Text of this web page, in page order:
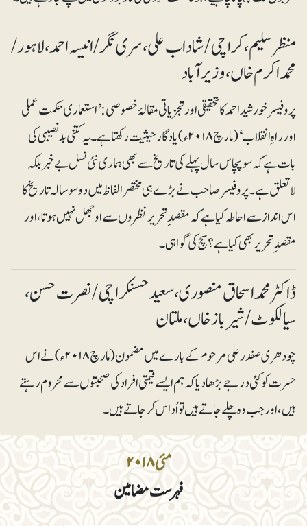
مئی ۲۰۱۸
فہرست مضامین
منظرسلیم ، کراچی/شاداب علی ، سری نگر /انیسہ احمد ، لاہور/
محمد اکرم خاں ،وزیرآباد
پروفیسر خورشیداحمد کا تحقیقی اور تجزیاتی مقالۂ خصوصی : ’استعماری حکمت عملی
اور راہِ انقلاب‘ (مارچ ۲۰۱۸ء) یادگار حیثیت رکھتا ہے۔ یہ کتنی بدنصیبی کی
بات ہے کہ سو پچاس سال پہلے کی تاریخ سے بھی ہماری نئی نسل بے خبر بلکہ
لاتعلق ہے۔ پروفیسر صاحب نے بڑے ہی مختصر الفاظ میں دو سو سالہ تاریخ کا
اس انداز سے احاطہ کیا ہے کہ مقصد ِ تحریر نظروں سے اوجھل نہیں ہوتا، اور
مقصد ِ تحریر بھی کیا ہے؟ سچ کی گواہی۔
ڈاکٹر محمداسحاق منصوری، سعید حسنکراچی/ نصرت حسن ،
سیالکوٹ / شیرباز خاں، ملتان
چودھری صفدر علی مرحوم کے بارے میں مضمون (مارچ ۲۰۱۸ء) نے اس
حسرت کو کئی درجے بڑھا دیا کہ ہم ایسے قیمتی افراد کی صحبتوں سے محروم رہتے
ہیں، اور جب وہ چلے جاتے ہیں تو اُداس کر جاتے ہیں۔